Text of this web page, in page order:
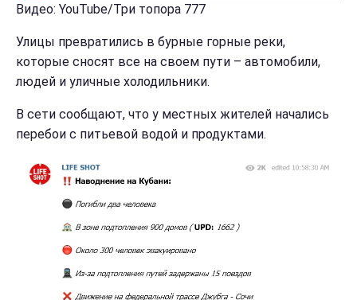
Видео: YouTube/Три топора 777
Улицы превратились в бурные горные реки,
которые сносят все на своем пути – автомобили,
людей и уличные холодильники.
В сети сообщают, что у местных жителей начались
перебои с питьевой водой и продуктами.